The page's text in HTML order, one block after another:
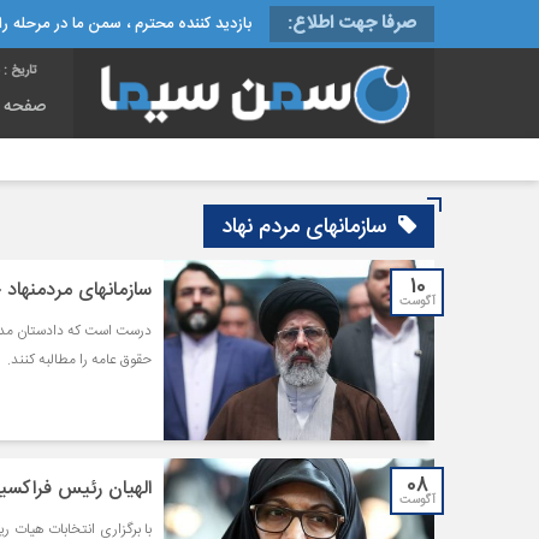
صرفا جهت اطلاع: بازدید کننده محترم ، سمن ما در مرحله
تاریخ :
سازمانهای مردم نهاد
10
آگوست سازمان‎های مردم‎نهاد حقوق عامه را مطالبه کنند
درست است که دادستان
حقوق عامه را مطالبه کنند.
08
آگوست الهیان رئیس
با برگزاری انتخابات